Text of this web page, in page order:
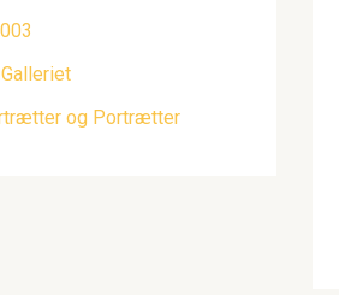
og Portrætter